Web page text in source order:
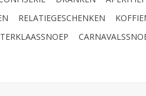
RELATIEGESCHENKEN